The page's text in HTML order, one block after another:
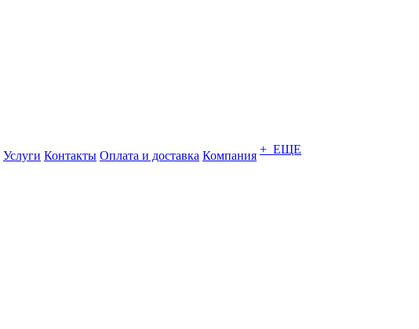
Услуги Контакты Оплата и доставка Компания + ЕЩЕ